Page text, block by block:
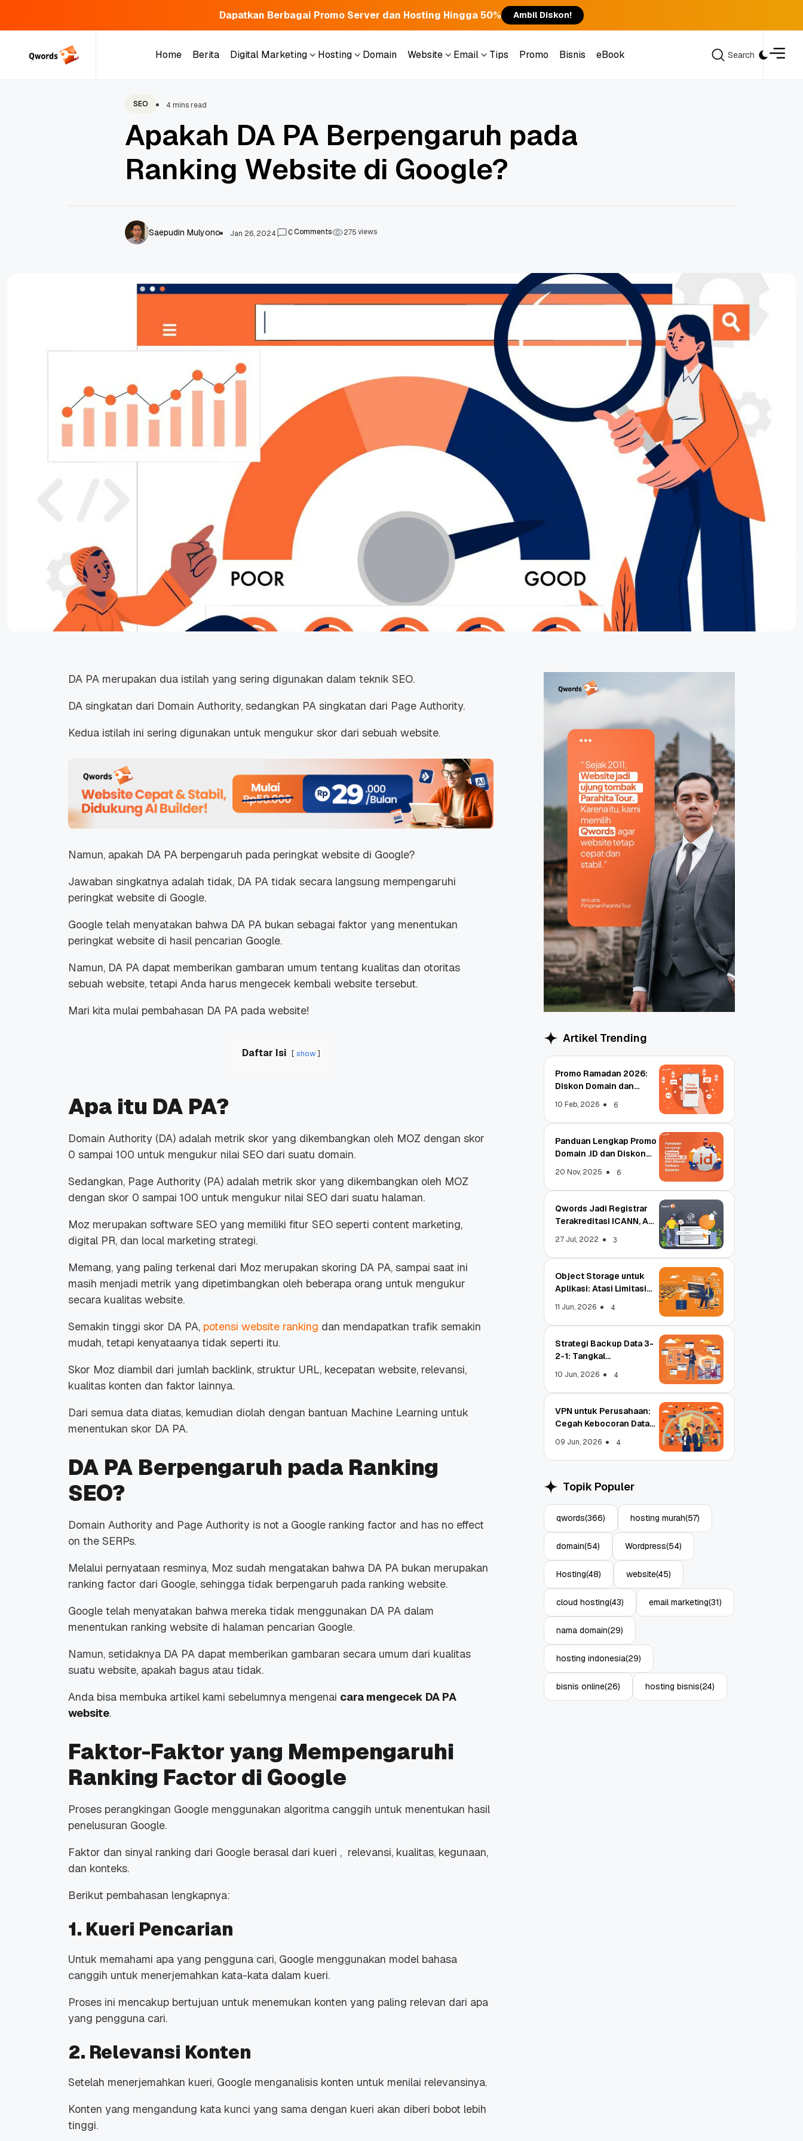
Dapatkan Berbagai Promo Server dan Hosting Hingga 50% Ambil Diskon!
Home
Berita
Digital Marketing
Hosting
Domain
Website
Email
Tips
Promo
Bisnis
eBook
Search
Promo Ramadan 2026:
6 27 Jul, 2022
Object Storage untuk
Aplikasi: Atasi Limitasi
4
SEO 4 mins read
Apakah DA PA Berpengaruh pada
Ranking Website di Google?
Saepudin Mulyono Jan 26, 2024 0Comments 275views
DA PA merupakan dua istilah yang sering digunakan dalam teknik SEO.
DA singkatan dari Domain Authority, sedangkan PA singkatan dari Page Authority.
Kedua istilah ini sering digunakan untuk mengukur skor dari sebuah website.
Namun, apakah DA PA berpengaruh pada peringkat website di Google?
Jawaban singkatnya adalah tidak, DA PA tidak secara langsung mempengaruhi
peringkat website di Google.
Google telah menyatakan bahwa DA PA bukan sebagai faktor yang menentukan
peringkat website di hasil pencarian Google.
Namun, DA PA dapat memberikan gambaran umum tentang kualitas dan otoritas
sebuah website, tetapi Anda harus mengecek kembali website tersebut.
Mari kita mulai pembahasan DA PA pada website!
Daftar Isi show
Apa itu DA PA?
Domain Authority (DA) adalah metrik skor yang dikembangkan oleh MOZ dengan skor
0 sampai 100 untuk mengukur nilai SEO dari suatu domain.
Sedangkan, Page Authority (PA) adalah metrik skor yang dikembangkan oleh MOZ
dengan skor 0 sampai 100 untuk mengukur nilai SEO dari suatu halaman.
Moz merupakan software SEO yang memiliki fitur SEO seperti content marketing,
digital PR, dan local marketing strategi.
Memang, yang paling terkenal dari Moz merupakan skoring DA PA, sampai saat ini
masih menjadi metrik yang dipetimbangkan oleh beberapa orang untuk mengukur
secara kualitas website.
Semakin tinggi skor DA PA, potensi website ranking dan mendapatkan trafik semakin
mudah, tetapi kenyataanya tidak seperti itu.
Skor Moz diambil dari jumlah backlink, struktur URL, kecepatan website, relevansi,
kualitas konten dan faktor lainnya.
Dari semua data diatas, kemudian diolah dengan bantuan Machine Learning untuk
menentukan skor DA PA.
DA PA Berpengaruh pada Ranking
SEO?
Domain Authority and Page Authority is not a Google ranking factor and has no effect
on the SERPs.
Melalui pernyataan resminya, Moz sudah mengatakan bahwa DA PA bukan merupakan
ranking factor dari Google, sehingga tidak berpengaruh pada ranking website.
Google telah menyatakan bahwa mereka tidak menggunakan DA PA dalam
menentukan ranking website di halaman pencarian Google.
Namun, setidaknya DA PA dapat memberikan gambaran secara umum dari kualitas
suatu website, apakah bagus atau tidak.
Anda bisa membuka artikel kami sebelumnya mengenai cara mengecek DA PA
website.
Faktor-Faktor yang Mempengaruhi
Ranking Factor di Google
Proses perangkingan Google menggunakan algoritma canggih untuk menentukan hasil
penelusuran Google.
Faktor dan sinyal ranking dari Google berasal dari kueri , relevansi, kualitas, kegunaan,
dan konteks.
Berikut pembahasan lengkapnya:
1. Kueri Pencarian
Untuk memahami apa yang pengguna cari, Google menggunakan model bahasa
canggih untuk menerjemahkan kata-kata dalam kueri.
Proses ini mencakup bertujuan untuk menemukan konten yang paling relevan dari apa
yang pengguna cari.
2. Relevansi Konten
Setelah menerjemahkan kueri, Google menganalisis konten untuk menilai relevansinya.
Konten yang mengandung kata kunci yang sama dengan kueri akan diberi bobot lebih
tinggi.
Artikel Trending
Promo Ramadan 2026:
Diskon Domain dan
10 Feb, 2026 6
Panduan Lengkap Promo
Domain .ID dan Diskon
20 Nov, 2025 6
Qwords Jadi Registrar
Terakreditasi ICANN, Apa
27 Jul, 2022 3
Object Storage untuk
Aplikasi: Atasi Limitasi
11 Jun, 2026 4
Strategi Backup Data 3-
2-1: Tangkal
10 Jun, 2026 4
VPN untuk Perusahaan:
Cegah Kebocoran Data
09 Jun, 2026 4
Topik Populer
qwords(366) hosting murah(57)
domain(54) Wordpress(54)
Hosting(48) website(45)
cloud hosting(43) email marketing(31)
nama domain(29)
hosting indonesia(29)
bisnis online(26) hosting bisnis(24)